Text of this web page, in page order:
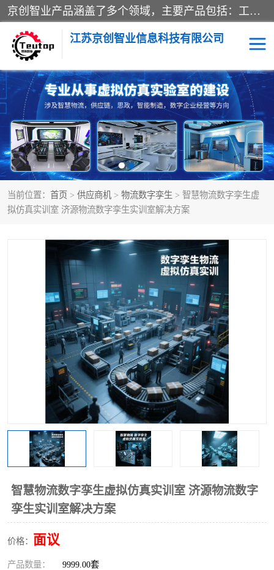
京创智业产品涵盖了多个领域，主要产品包括：工业4.0生产线解决方案，智慧物流综合实训室，教学设备与实验室建设，虚拟仿真实验室等。公司将秉持“创新、执着、诚信、共赢”的理念，以“将服务当作使命”为核心价值观，致力于为客户创造价值，与客户、合作伙伴和员工共同成长。
江苏京创智业信息科技有限公司
当前位置： 首页 > 供应商机 > 物流数字孪生 > 智慧物流数字孪生虚
拟仿真实训室 济源物流数字孪生实训室解决方案
智慧物流数字孪生虚拟仿真实训室 济源物流数字
孪生实训室解决方案
价格： 面议
产品数量： 9999.00套
VR物流实训 低碳供应链
生产系统仿真 冷链物流
供应链管理 思政
智慧零售实训 智能制造
物流数字孪生 数字企业经营
工业工程实训室